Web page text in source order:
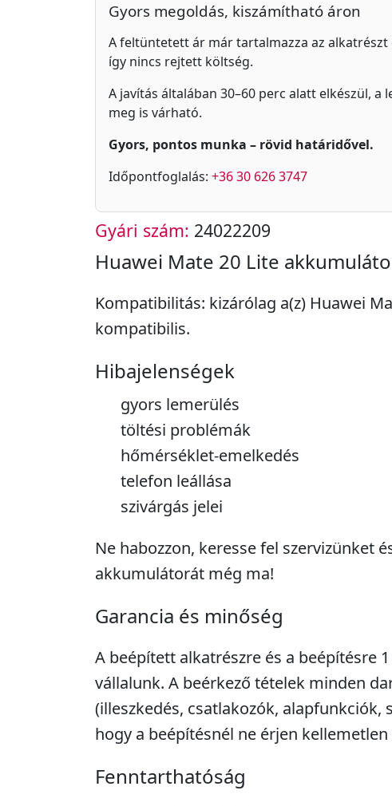
Gyors megoldás, kiszámítható áron
A feltüntetett ár már tartalmazza az alkatrészt
így nincs rejtett költség.
A javítás általában 30–60 perc alatt elkészül, a
meg is várható.
Gyors, pontos munka – rövid határidővel.
Időpontfoglalás: +36 30 626 3747
Gyári szám: 24022209
Huawei Mate 20 Lite
Kompatibilitás: kizárólag a(z) Huawei
kompatibilis.
Hibajelenségek
gyors lemerülés
töltési problémák
hőmérséklet-emelkedés
telefon leállása
szivárgás jelei
Ne habozzon, keresse fel szervizünket
akkumulátorát még ma!
Garancia és minőség
A beépített alkatrészre és a beépítésre
vállalunk. A beérkező tételek minden
(illeszkedés, csatlakozók, alapfunkciók,
hogy a beépítésnél ne érjen
Fenntarthatóság